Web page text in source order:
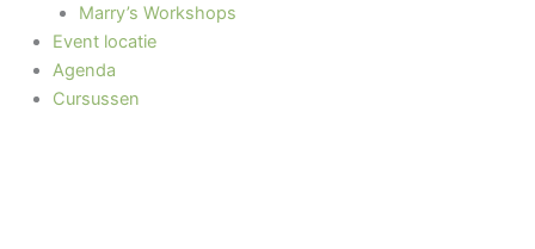
Marry’s Workshops
Event locatie
Agenda
Cursussen